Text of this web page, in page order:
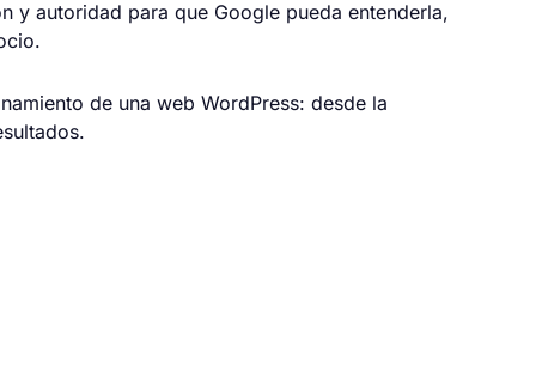
y autoridad para que Google pueda entenderla,
de una web WordPress: desde la